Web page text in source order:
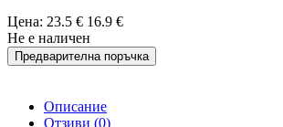
Цена: 23.5 € 16.9 €
Не е наличен
Предварителна поръчка
Описание
Отзиви (0)